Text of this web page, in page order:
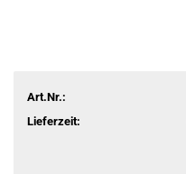
Art.Nr.:
Lieferzeit: